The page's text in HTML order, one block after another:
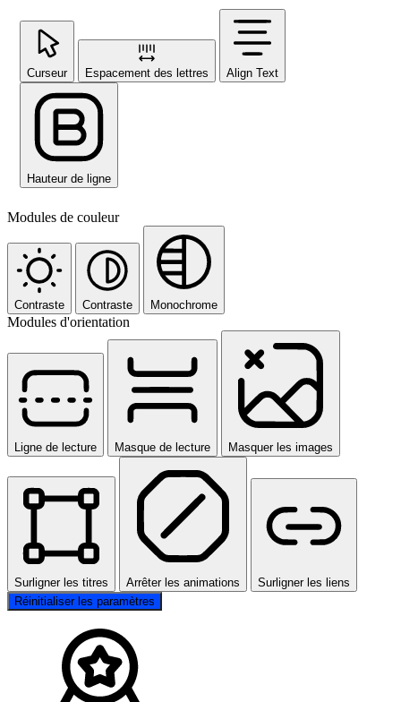
Curseur Espacement des lettres Align Text
Hauteur de ligne
Modules de couleur
Contraste Contraste Monochrome
Modules d'orientation
Ligne de lecture Masque de lecture Masquer les images
Surligner les titres Arrêter les animations
Surligner les liens
Réinitialiser les paramètres